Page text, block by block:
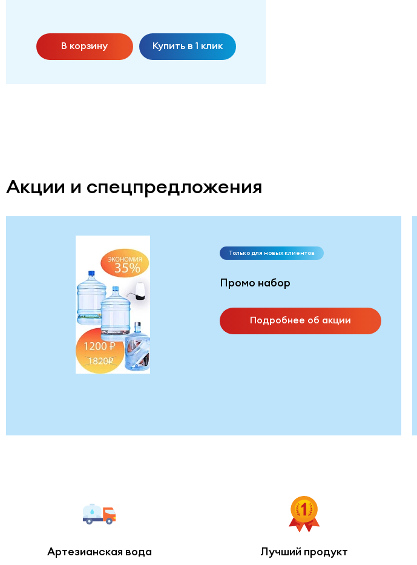
В корзину Купить в 1 клик
Акции и спецпредложения
Только для новых клиентов
Промо набор
Подробнее об акции
Артезианская вода Лучший продукт